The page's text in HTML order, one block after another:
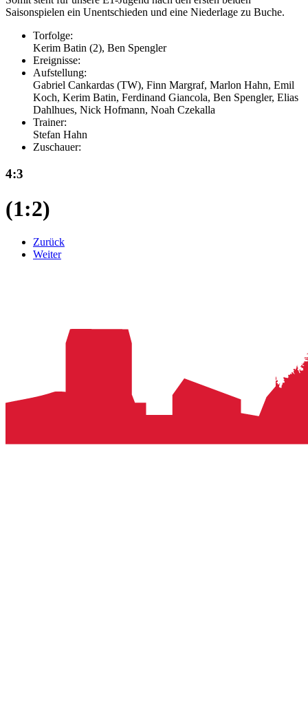
Saisonspielen ein Unentschieden und eine Niederlage zu Buche.
Torfolge:
Kerim Batin (2), Ben Spengler
Ereignisse:
Aufstellung:
Gabriel Cankardas (TW), Finn Margraf, Marlon Hahn, Emil
Koch, Kerim Batin, Ferdinand Giancola, Ben Spengler, Elias
Dahlhues, Nick Hofmann, Noah Czekalla
Trainer:
Stefan Hahn
Zuschauer:
4:3
(1:2)
Zurück
Weiter